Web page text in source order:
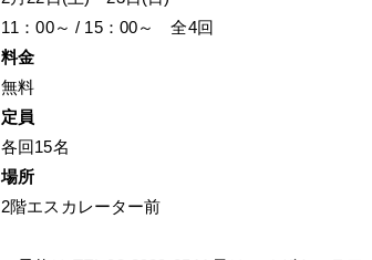
11：00～ / 15：00～ 全4回
料金
無料
定員
各回15名
場所
2階エスカレーター前